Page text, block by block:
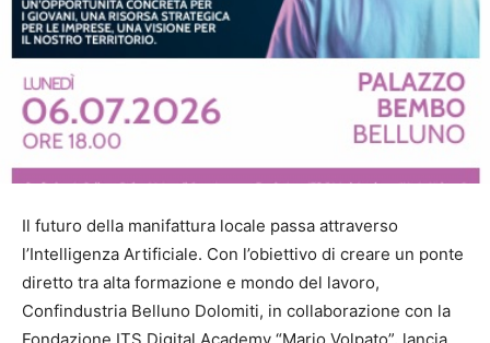
Il futuro della manifattura locale passa attraverso
l’Intelligenza Artificiale. Con l’obiettivo di creare un ponte
diretto tra alta formazione e mondo del lavoro,
Confindustria Belluno Dolomiti, in collaborazione con la